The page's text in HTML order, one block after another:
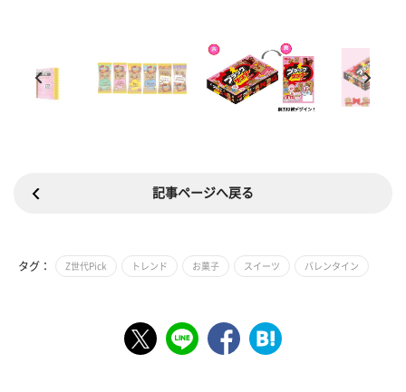
記事ページへ戻る
タグ： Z世代Pick トレンド お菓子 スイーツ バレンタイン